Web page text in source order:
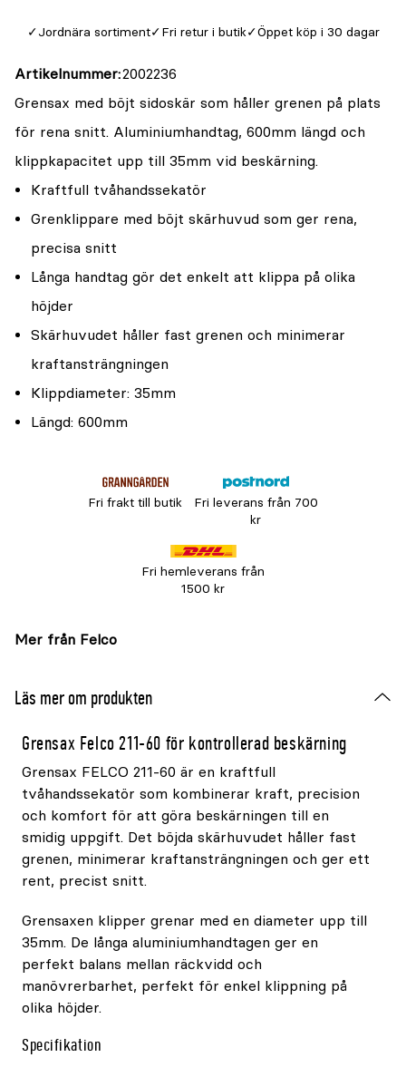
Jordnära sortiment Fri retur i butik Öppet köp i 30 dagar
Artikelnummer 2002236
Grensax med böjt sidoskär som håller grenen på plats
för rena snitt. Aluminiumhandtag, 600mm längd och
klippkapacitet upp till 35mm vid beskärning.
Kraftfull tvåhandssekatör
Grenklippare med böjt skärhuvud som ger rena,
precisa snitt
Långa handtag gör det enkelt att klippa på olika
höjder
Skärhuvudet håller fast grenen och minimerar
kraftansträngningen
Klippdiameter: 35mm
Längd: 600mm
Fri frakt till butik
Fri leverans från 700
kr
Fri hemleverans från
1500 kr
Mer från Felco
Läs mer om produkten
Grensax Felco 211-60 för kontrollerad beskärning
Grensax FELCO 211-60 är en kraftfull
tvåhandssekatör som kombinerar kraft, precision
och komfort för att göra beskärningen till en
smidig uppgift. Det böjda skärhuvudet håller fast
grenen, minimerar kraftansträngningen och ger ett
rent, precist snitt.
Grensaxen klipper grenar med en diameter upp till
35mm. De långa aluminiumhandtagen ger en
perfekt balans mellan räckvidd och
manövrerbarhet, perfekt för enkel klippning på
olika höjder.
Specifikation